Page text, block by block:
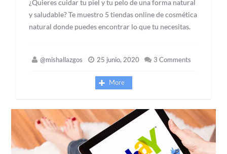
¿Quieres cuidar tu piel y tu pelo de una forma natural
y saludable? Te muestro 5 tiendas online de cosmética
natural donde puedes encontrar lo que tu necesitas.
@mishallazgos 25 junio, 2020 3 Comments
More